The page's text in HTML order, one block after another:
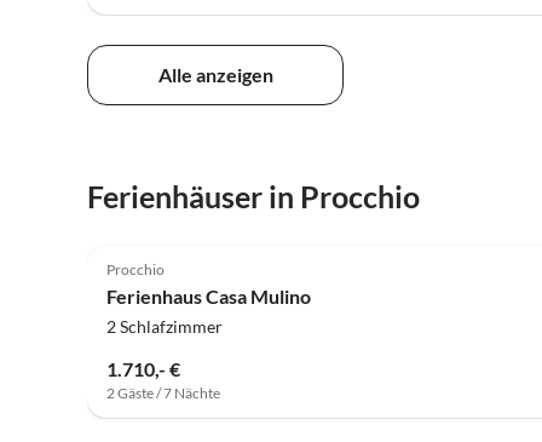
Alle anzeigen
Ferienhäuser in Procchio
Procchio
Ferienhaus Casa Mulino
2 Schlafzimmer
1.710,- €
2 Gäste / 7 Nächte